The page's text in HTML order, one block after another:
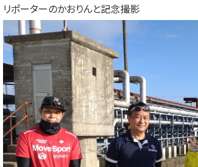
リポーターのかおりんと記念撮影